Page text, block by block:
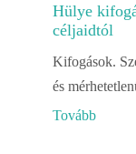
Hülye
céljaidtól
Kifogások.
és
Tovább